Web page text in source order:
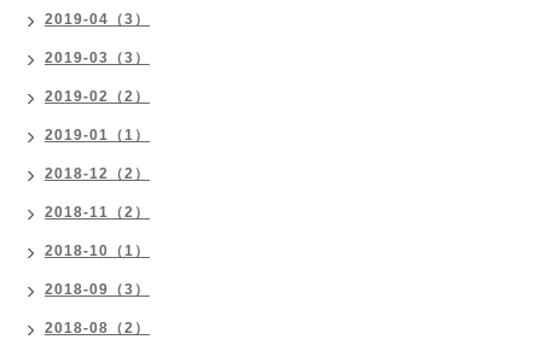
2019-04（3）
2019-03（3）
2019-02（2）
2019-01（1）
2018-12（2）
2018-11（2）
2018-10（1）
2018-09（3）
2018-08（2）